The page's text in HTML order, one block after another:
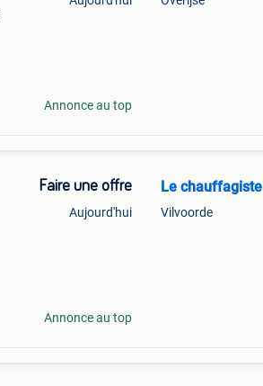
Annonce au top
Faire une offre
Aujourd'hui
Annonce au top
Le chauffagiste
Vilvoorde